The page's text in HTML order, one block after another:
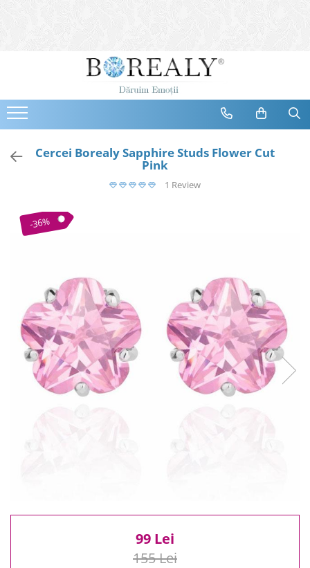
Bijuterii
Cercei
Bratari
Coliere
Destinatari
Bijuterii Mirese
Selectii
Reduceri
Cele mai noi
Cele mai vandute
Cele mai votate
Cu video
1000 Lei +
Cercei Borealy Sapphire Studs Flower Cut
Pink
1 Review
-36%
99 Lei
155 Lei